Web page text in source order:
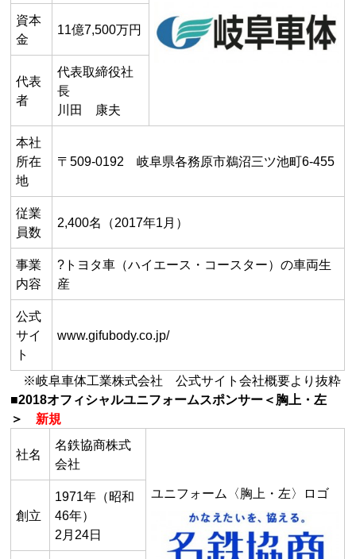
資本
金
11億7,500万円
代表
者
代表取締役社
長
川田 康夫
本社
所在
地
〒509-0192 岐阜県各務原市鵜沼三ツ池町6-455
従業
員数
2,400名（2017年1月）
事業
内容
?トヨタ車（ハイエース・コースター）の車両生
産
公式
サイ
ト
www.gifubody.co.jp/
※岐阜車体工業株式会社 公式サイト会社概要より抜粋
■2018オフィシャルユニフォームスポンサー＜胸上・左
＞ 新規
社名
名鉄協商株式
会社
ユニフォーム〈胸上・左〉ロゴ
創立
1971年（昭和
46年）
2月24日